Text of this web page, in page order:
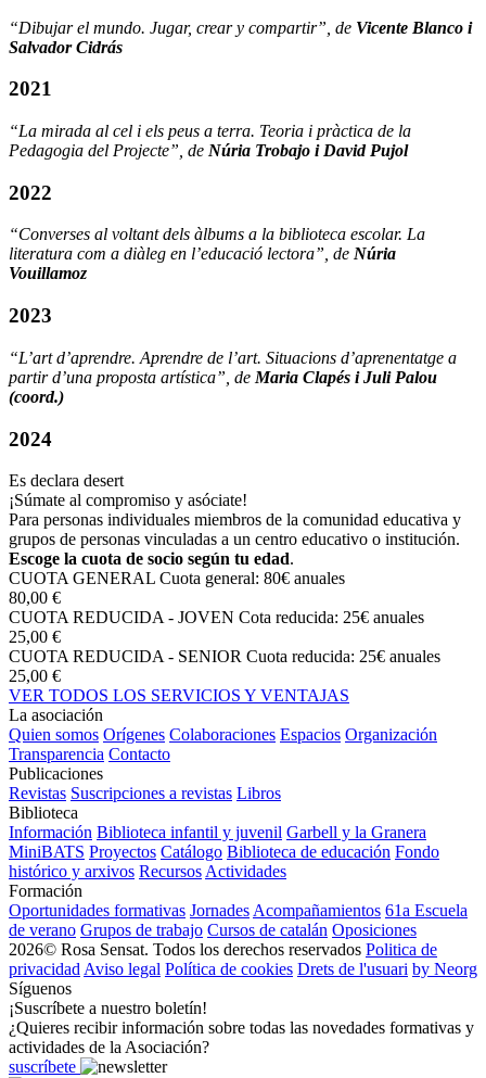
“Dibujar el mundo. Jugar, crear y compartir”, de Vicente Blanco i
Salvador Cidrás
2021
“La mirada al cel i els peus a terra. Teoria i pràctica de la
Pedagogia del Projecte”, de Núria Trobajo i David Pujol
2022
“Converses al voltant dels àlbums a la biblioteca escolar. La
literatura com a diàleg en l’educació lectora”, de Núria
Vouillamoz
2023
“L’art d’aprendre. Aprendre de l’art. Situacions d’aprenentatge a
partir d’una proposta artística”, de Maria Clapés i Juli Palou
(coord.)
2024
Es declara desert
¡Súmate al compromiso y asóciate!
Para personas individuales miembros de la comunidad educativa y
grupos de personas vinculadas a un centro educativo o institución.
Escoge la cuota de socio según tu edad.
CUOTA GENERAL Cuota general: 80€ anuales
80,00 €
CUOTA REDUCIDA - JOVEN Cota reducida: 25€ anuales
25,00 €
CUOTA REDUCIDA - SENIOR Cuota reducida: 25€ anuales
25,00 €
VER TODOS LOS SERVICIOS Y VENTAJAS
La asociación
Quien somos Orígenes Colaboraciones Espacios Organización
Transparencia Contacto
Publicaciones
Revistas Suscripciones a revistas Libros
Biblioteca
Información Biblioteca infantil y juvenil Garbell y la Granera
MiniBATS Proyectos Catálogo Biblioteca de educación Fondo
histórico y arxivos Recursos Actividades
Formación
Oportunidades formativas Jornades Acompañamientos 61a Escuela
de verano Grupos de trabajo Cursos de catalán Oposiciones
2026© Rosa Sensat. Todos los derechos reservados Politica de
privacidad Aviso legal Política de cookies Drets de l'usuari by Neorg
Síguenos
¡Suscríbete a nuestro boletín!
¿Quieres recibir información sobre todas las novedades formativas y
actividades de la Asociación?
suscríbete